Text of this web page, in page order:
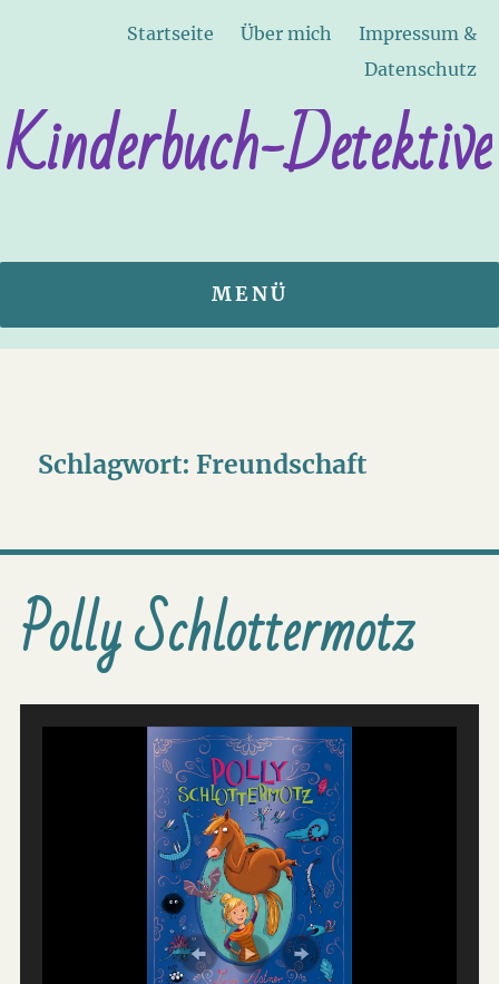
Startseite Über mich
Impressum &
Datenschutz
Kinderbuch-Detektive
MENÜ
Schlagwort:Freundschaft
Polly Schlottermotz